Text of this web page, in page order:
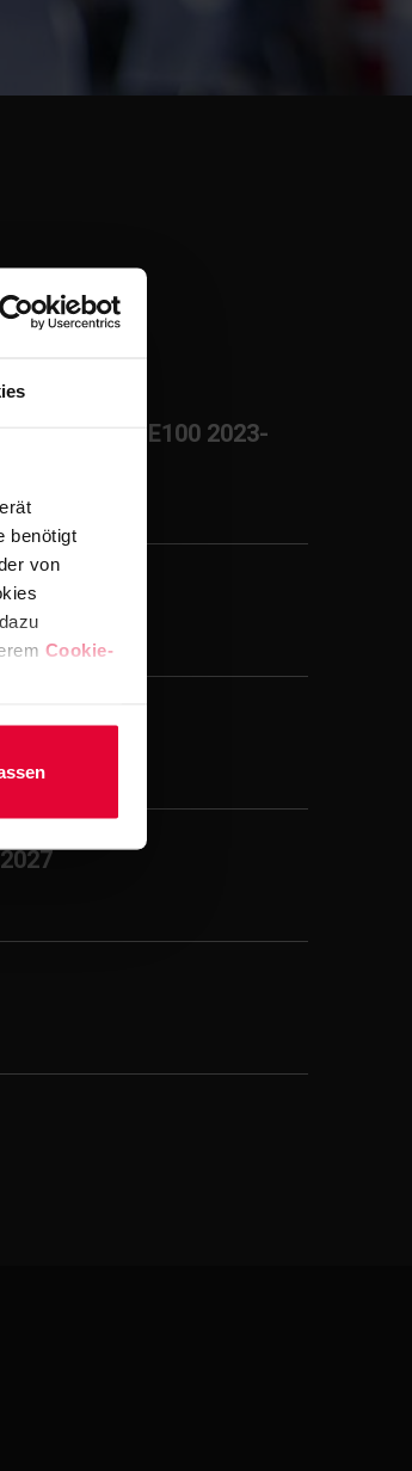
benötigt
von
Cookie-
PE100 2023-
2027
2027